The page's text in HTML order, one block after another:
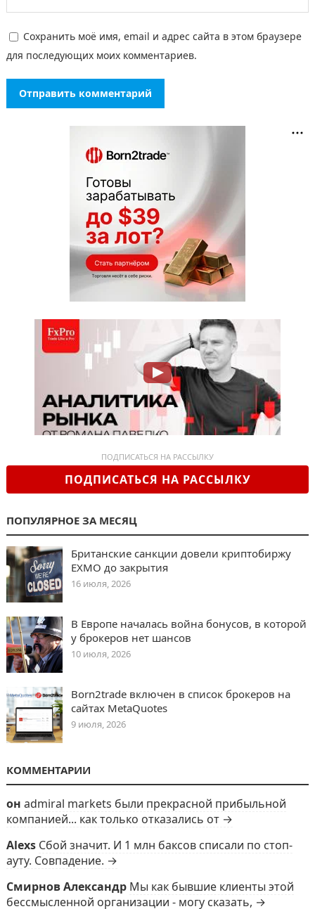
Сохранить моё имя, email и адрес сайта в этом браузере
для последующих моих комментариев.
ПОДПИСАТЬСЯ НА РАССЫЛКУ
ПОДПИСАТЬСЯ НА РАССЫЛКУ
ПОПУЛЯРНОЕ ЗА МЕСЯЦ
Британские санкции довели криптобиржу
EXMO до закрытия
16 июля, 2026
В Европе началась война бонусов, в которой
у брокеров нет шансов
10 июля, 2026
Born2trade включен в список брокеров на
сайтах MetaQuotes
9 июля, 2026
КОММЕНТАРИИ
он admiral markets были прекрасной прибыльной
компанией... как только отказались от →
Alexs Сбой значит. И 1 млн баксов списали по стоп-
ауту. Совпадение. →
Смирнов Александр Мы как бывшие клиенты этой
бессмысленной организации - могу сказать, →